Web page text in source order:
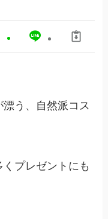
う、自然派コス
プレゼントにも